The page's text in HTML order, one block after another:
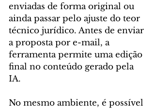
enviadas de forma original ou
ainda passar pelo ajuste do teor
técnico jurídico. Antes de enviar
a proposta por e-mail, a
ferramenta permite uma edição
final no conteúdo gerado pela
IA.
No mesmo ambiente, é possível